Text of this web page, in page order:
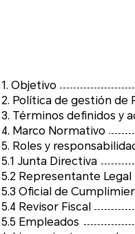
1. Objetivo
2. Política de gestión de
3. Términos definidos y
4. Marco Normativo
5. Roles y
5.1 Junta Directiva
5.2 Representante Legal
5.3 Oficial de
5.4 Revisor Fiscal
5.5 Empleados